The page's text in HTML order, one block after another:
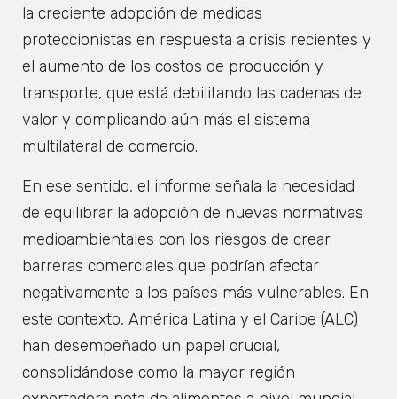
la creciente adopción de medidas
proteccionistas en respuesta a crisis recientes y
el aumento de los costos de producción y
transporte, que está debilitando las cadenas de
valor y complicando aún más el sistema
multilateral de comercio.
En ese sentido, el informe señala la necesidad
de equilibrar la adopción de nuevas normativas
medioambientales con los riesgos de crear
barreras comerciales que podrían afectar
negativamente a los países más vulnerables. En
este contexto, América Latina y el Caribe (ALC)
han desempeñado un papel crucial,
consolidándose como la mayor región